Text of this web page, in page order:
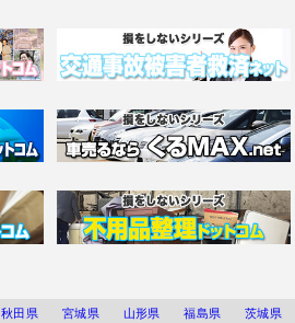
秋田県 宮城県 山形県 福島県 茨城県